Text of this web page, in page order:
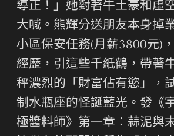
導正！」她對著牛土豪和虛
大喊。熊輝分送朋友本身掉
小區保安任務(月薪3800元)
經歷，引這些千紙鶴，帶著
秤濃烈的「財富佔有慾」，
制水瓶座的怪誕藍光。發《
極醬料師》第一章：蒜泥與